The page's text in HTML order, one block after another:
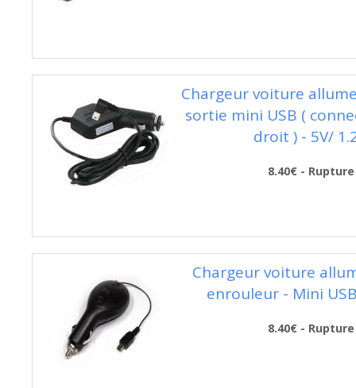
Chargeur voiture
sortie mini USB (
droit ) - 5V/
8.40€ - Rupture
Chargeur voiture
enrouleur - Mini
8.40€ - Rupture